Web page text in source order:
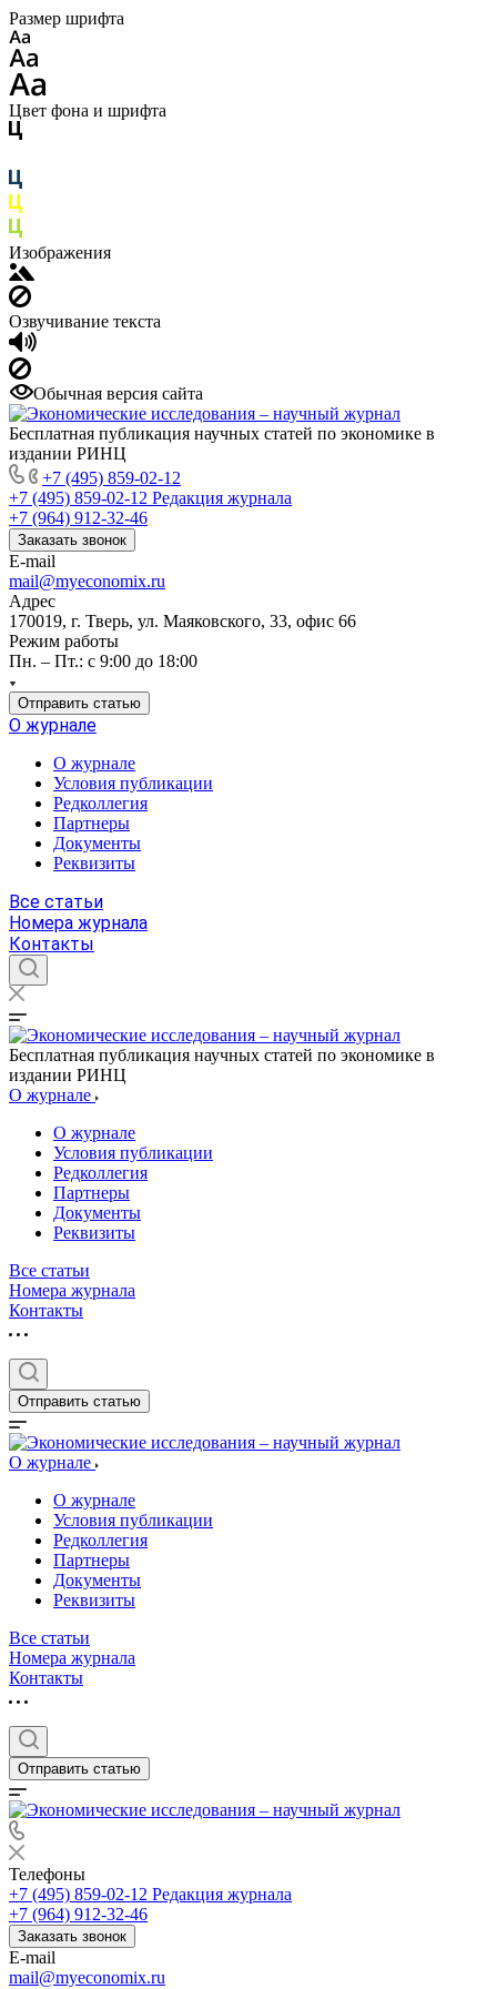
Размер шрифта
Цвет фона и шрифта
Изображения
Озвучивание текста
Обычная версия сайта
Бесплатная публикация научных статей по экономике в
издании РИНЦ
+7 (495) 859-02-12
+7 (495) 859-02-12 Редакция журнала
+7 (964) 912-32-46
Заказать звонок
E-mail
mail@myeconomix.ru
Адрес
170019, г. Тверь, ул. Маяковского, 33, офис 66
Режим работы
Пн. – Пт.: с 9:00 до 18:00
Отправить статью
О журнале
О журнале
Условия публикации
Редколлегия
Партнеры
Документы
Реквизиты
Все статьи
Номера журнала
Контакты
Бесплатная публикация научных статей по экономике в
издании РИНЦ
О журнале
О журнале
Условия публикации
Редколлегия
Партнеры
Документы
Реквизиты
Все статьи
Номера журнала
Контакты
Отправить статью
О журнале
О журнале
Условия публикации
Редколлегия
Партнеры
Документы
Реквизиты
Все статьи
Номера журнала
Контакты
Отправить статью
Телефоны
+7 (495) 859-02-12 Редакция журнала
+7 (964) 912-32-46
Заказать звонок
E-mail
mail@myeconomix.ru